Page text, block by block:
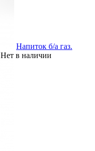
Напиток б/а газ.
Нет в наличии